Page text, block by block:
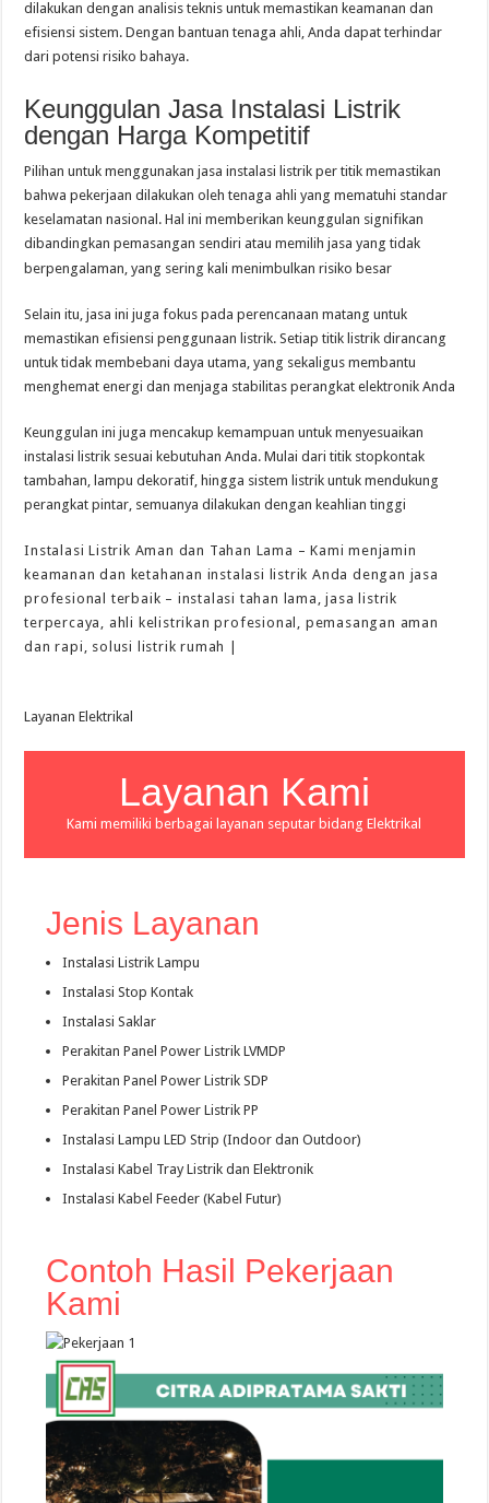
dilakukan dengan analisis teknis untuk memastikan keamanan dan
efisiensi sistem. Dengan bantuan tenaga ahli, Anda dapat terhindar
dari potensi risiko bahaya.
Keunggulan Jasa Instalasi Listrik
dengan Harga Kompetitif
Pilihan untuk menggunakan jasa instalasi listrik per titik memastikan
bahwa pekerjaan dilakukan oleh tenaga ahli yang mematuhi standar
keselamatan nasional. Hal ini memberikan keunggulan signifikan
dibandingkan pemasangan sendiri atau memilih jasa yang tidak
berpengalaman, yang sering kali menimbulkan risiko besar
Selain itu, jasa ini juga fokus pada perencanaan matang untuk
memastikan efisiensi penggunaan listrik. Setiap titik listrik dirancang
untuk tidak membebani daya utama, yang sekaligus membantu
menghemat energi dan menjaga stabilitas perangkat elektronik Anda
Keunggulan ini juga mencakup kemampuan untuk menyesuaikan
instalasi listrik sesuai kebutuhan Anda. Mulai dari titik stopkontak
tambahan, lampu dekoratif, hingga sistem listrik untuk mendukung
perangkat pintar, semuanya dilakukan dengan keahlian tinggi
Instalasi Listrik Aman dan Tahan Lama – Kami menjamin
keamanan dan ketahanan instalasi listrik Anda dengan jasa
profesional terbaik – instalasi tahan lama, jasa listrik
terpercaya, ahli kelistrikan profesional, pemasangan aman
dan rapi, solusi listrik rumah |
Layanan Elektrikal
Layanan Kami
Kami memiliki berbagai layanan seputar bidang Elektrikal
Jenis Layanan
Instalasi Listrik Lampu
Instalasi Stop Kontak
Instalasi Saklar
Perakitan Panel Power Listrik LVMDP
Perakitan Panel Power Listrik SDP
Perakitan Panel Power Listrik PP
Instalasi Lampu LED Strip (Indoor dan Outdoor)
Instalasi Kabel Tray Listrik dan Elektronik
Instalasi Kabel Feeder (Kabel Futur)
Contoh Hasil Pekerjaan
Kami